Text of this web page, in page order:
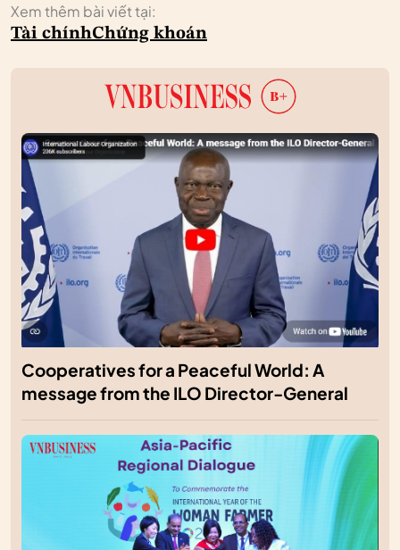
Xem thêm bài viết tại:
Tài chínhChứng khoán
Cooperatives for a Peaceful World: A
message from the ILO Director-General